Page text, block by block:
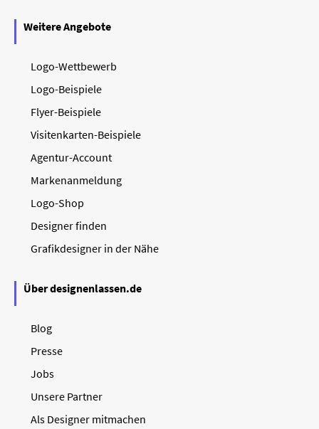
Weitere Angebote
Logo-Wettbewerb
Logo-Beispiele
Flyer-Beispiele
Visitenkarten-Beispiele
Agentur-Account
Markenanmeldung
Logo-Shop
Designer finden
Grafikdesigner in der Nähe
Über designenlassen.de
Blog
Presse
Jobs
Unsere Partner
Als Designer mitmachen